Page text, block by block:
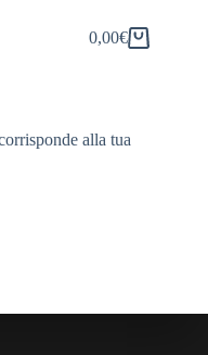
Carrello
0,00€
alla tua